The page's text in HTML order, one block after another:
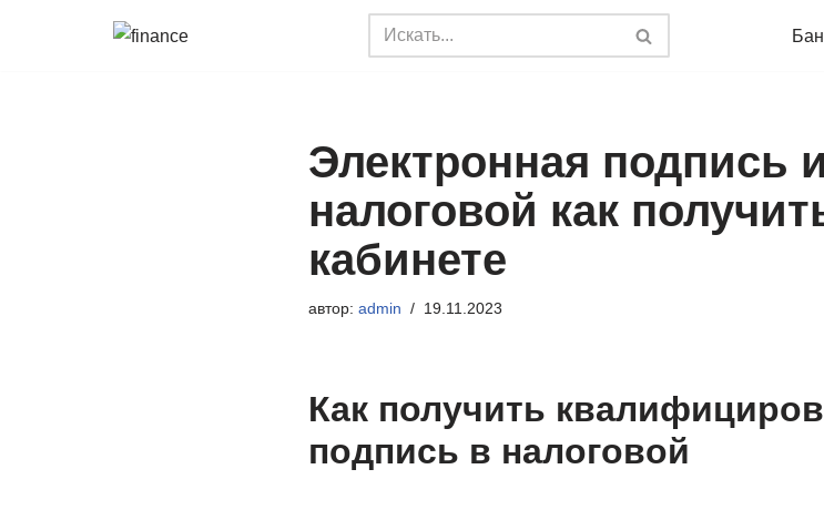
Электронная подпись
налоговой как
кабинете
автор: admin 19.11.2023
Как получить
подпись в налоговой